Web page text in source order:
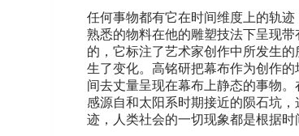
任何事物都有它在时间维度上的轨
熟悉的物料在他的雕塑技法下呈现
的，它标注了艺术家创作中所发生
生了变化。高铭研把幕布作为创作
间去丈量呈现在幕布上静态的事物
感源自和太阳系时期接近的陨石坑
迹，人类社会的一切现象都是根据时